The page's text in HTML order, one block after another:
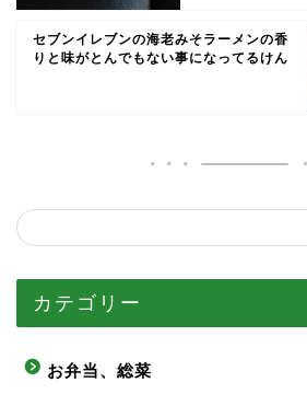
セブンイレブンの海老みそラーメンの香
りと味がとんでもない事になってるけん
カテゴリー
お弁当、総菜